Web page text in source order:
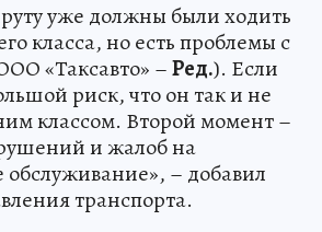
уже должны были ходить
класса, но есть проблемы с
«Таксавто» –Ред.). Если
риск, что он так и не
классом. Второй момент –
и жалоб на
обслуживание», – добавил
транспорта.